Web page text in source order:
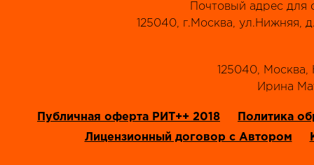
Почтовый адрес для
125040, г.Москва, ул.Нижняя,
125040, Москва,
‭Ирина
Публичная оферта РИТ++ 2018
Политика
Лицензионный договор с Автором